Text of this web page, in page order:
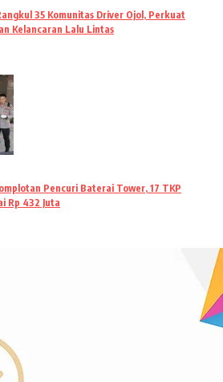
35 Komunitas Driver Ojol, Perkuat
Kelancaran Lalu Lintas
Pencuri Baterai Tower, 17 TKP
Rp 432 Juta